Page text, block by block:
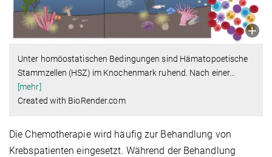
Unter homöostatischen Bedingungen sind Hämatopoetische
Stammzellen (HSZ) im Knochenmark ruhend. Nach einer…
[mehr]
Created with BioRender.com
Die Chemotherapie wird häufig zur Behandlung von
Krebspatienten eingesetzt. Während der Behandlung